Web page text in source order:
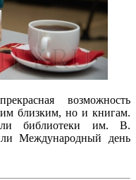
возможность
близким, но и книгам.
библиотеки им. В.
Международный день